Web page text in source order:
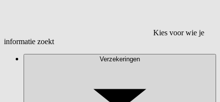
Kies voor wie je
informatie zoekt
Verzekeringen